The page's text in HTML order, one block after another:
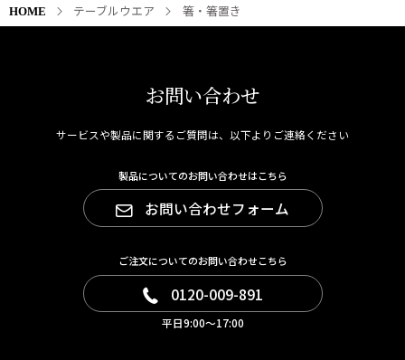
HOME テーブルウエア 箸・箸置き
お問い合わせ
サービスや製品に関するご質問は、以下よりご連絡ください
製品についてのお問い合わせはこちら
お問い合わせフォーム
ご注文についてのお問い合わせこちら
0120-009-891
平日9:00～17:00